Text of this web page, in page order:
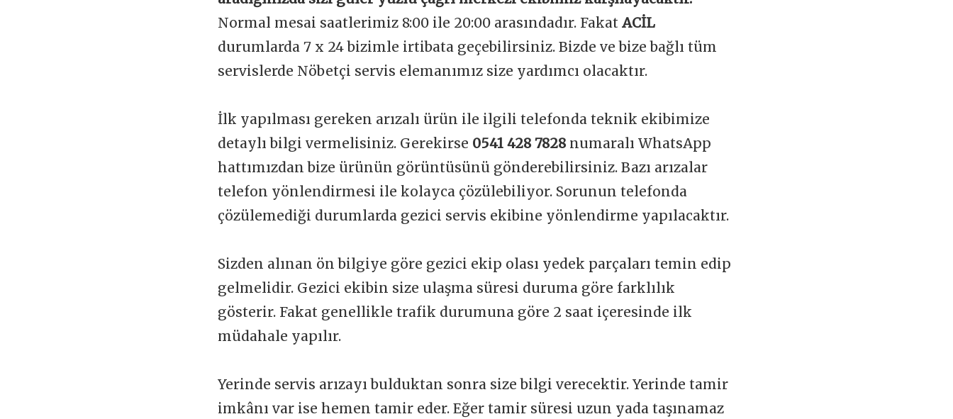
Normal mesai saatlerimiz 8:00 ile 20:00 arasındadır. Fakat ACİL
durumlarda 7 x 24 bizimle irtibata geçebilirsiniz. Bizde ve bize bağlı tüm
servislerde Nöbetçi servis elemanımız size yardımcı olacaktır.
İlk yapılması gereken arızalı ürün ile ilgili telefonda teknik ekibimize
detaylı bilgi vermelisiniz. Gerekirse 0541 428 7828 numaralı WhatsApp
hattımızdan bize ürünün görüntüsünü gönderebilirsiniz. Bazı arızalar
telefon yönlendirmesi ile kolayca çözülebiliyor. Sorunun telefonda
çözülemediği durumlarda gezici servis ekibine yönlendirme yapılacaktır.
Sizden alınan ön bilgiye göre gezici ekip olası yedek parçaları temin edip
gelmelidir. Gezici ekibin size ulaşma süresi duruma göre farklılık
gösterir. Fakat genellikle trafik durumuna göre 2 saat içeresinde ilk
müdahale yapılır.
Yerinde servis arızayı bulduktan sonra size bilgi verecektir. Yerinde tamir
imkânı var ise hemen tamir eder. Eğer tamir süresi uzun yada taşınamaz